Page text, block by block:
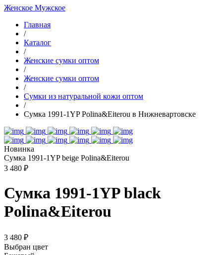
Женское Мужское
Главная
/
Каталог
/
Женские сумки оптом
/
Женские сумки оптом
/
Cумки из натуральной кожи оптом
/
Сумка 1991-1YP Polina&Eiterou в Нижневартовске
Новинка
Сумка 1991-1YP beige Polina&Eiterou
3 480 ₽
Сумка 1991-1YP black
Polina&Eiterou
3 480 ₽
Выбран цвет